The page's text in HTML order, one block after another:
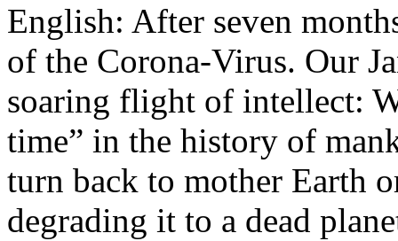
English: After seven
of the Corona-Virus. Our
soaring flight of intellect:
time” in the history of
turn back to mother Earth
degrading it to a dead